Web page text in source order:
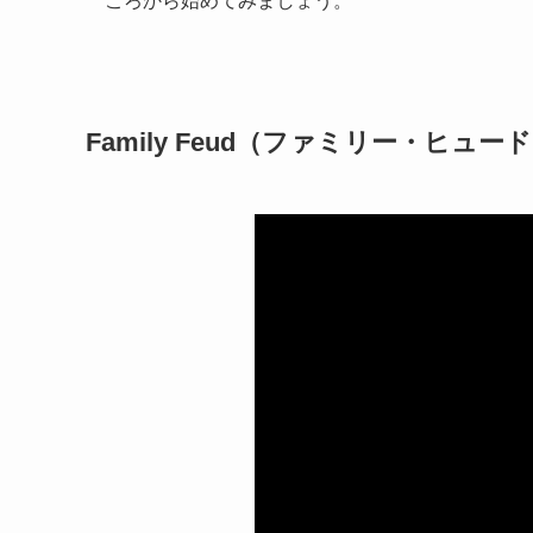
Family Feud（ファミリー・ヒュー